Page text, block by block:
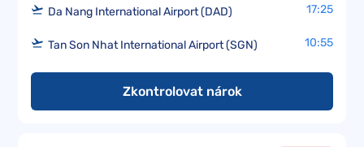
Da Nang International Airport (DAD) 17:25
Tan Son Nhat International Airport (SGN) 10:55
Zkontrolovat nárok